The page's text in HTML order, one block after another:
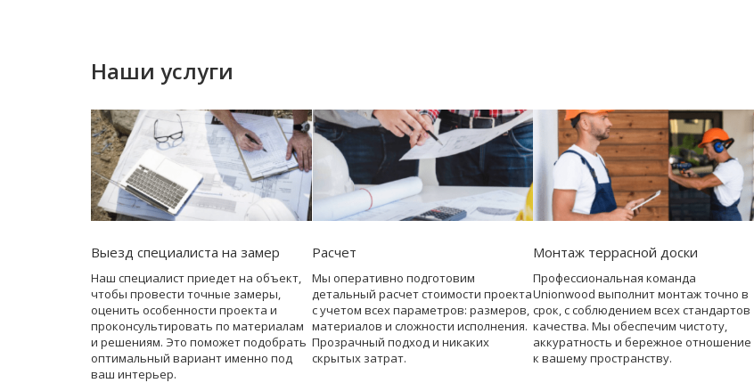
Наши услуги
Выезд специалиста на замер
Наш специалист приедет на объект,
чтобы провести точные замеры,
оценить особенности проекта и
проконсультировать по материалам
и решениям. Это поможет подобрать
оптимальный вариант именно под
ваш интерьер.
Расчет
Мы оперативно подготовим
детальный расчет стоимости проекта
с учетом всех параметров: размеров,
материалов и сложности исполнения.
Прозрачный подход и никаких
скрытых затрат.
Монтаж террасной доски
Профессиональная команда
Unionwood выполнит монтаж точно в
срок, с соблюдением всех стандартов
качества. Мы обеспечим чистоту,
аккуратность и бережное отношение
к вашему пространству.